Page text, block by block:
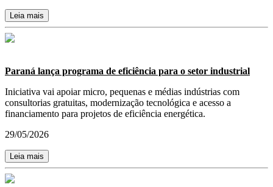
Leia mais
Paraná lança programa de eficiência para o setor industrial
Iniciativa vai apoiar micro, pequenas e médias indústrias com
consultorias gratuitas, modernização tecnológica e acesso a
financiamento para projetos de eficiência energética.
29/05/2026
Leia mais